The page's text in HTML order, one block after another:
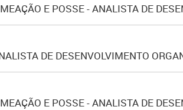
E POSSE - ANALISTA DE
DE DESENVOLVIMENTO
E POSSE - ANALISTA DE